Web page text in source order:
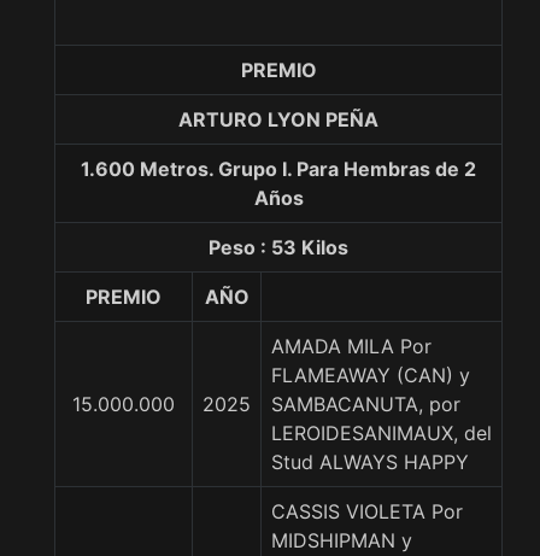
PREMIO
ARTURO LYON PEÑA
1.600 Metros. Grupo I. Para Hembras de 2
Años
Peso : 53 Kilos
PREMIO AÑO
15.000.000 2025
AMADA MILA Por
FLAMEAWAY (CAN) y
SAMBACANUTA, por
LEROIDESANIMAUX, del
Stud ALWAYS HAPPY
CASSIS VIOLETA Por
MIDSHIPMAN y